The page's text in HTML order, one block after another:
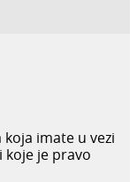
imate u vezi
koje je pravo